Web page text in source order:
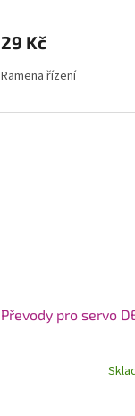
29 Kč
Ramena řízení
Převody pro servo